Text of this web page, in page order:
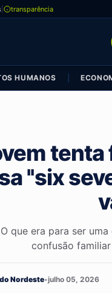
transparência
HUMANOS
tenta
''six
O que era para ser
confusão
Nordeste•julho 05, 2026